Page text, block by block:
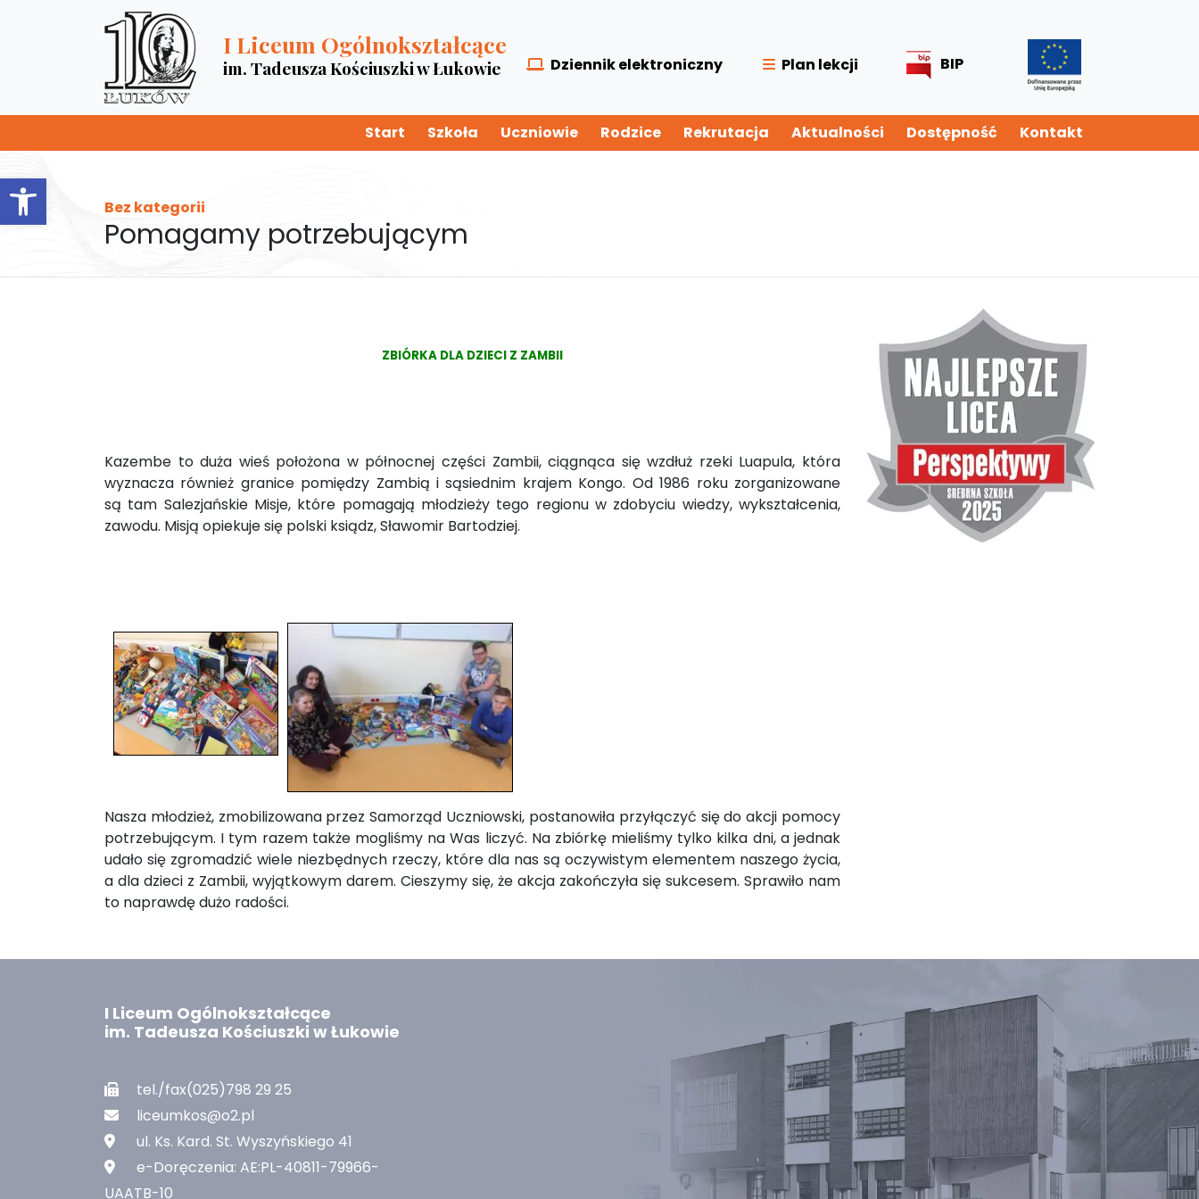
Otwórz pasek narzędzi
I Liceum Ogólnokształcące
im. Tadeusza Kościuszki w Łukowie Dziennik elektroniczny Plan lekcji BIP
Start Szkoła Uczniowie Rodzice Rekrutacja Aktualności Dostępność Kontakt
Bez kategorii
Pomagamy potrzebującym
ZBIÓRKA DLA DZIECI Z ZAMBII
Kazembe to duża wieś położona w północnej części Zambii, ciągnąca się wzdłuż rzeki Luapula, która
wyznacza również granice pomiędzy Zambią i sąsiednim krajem Kongo. Od 1986 roku zorganizowane
są tam Salezjańskie Misje, które pomagają młodzieży tego regionu w zdobyciu wiedzy, wykształcenia,
zawodu. Misją opiekuje się polski ksiądz, Sławomir Bartodziej.
Nasza młodzież, zmobilizowana przez Samorząd Uczniowski, postanowiła przyłączyć się do akcji pomocy
potrzebującym. I tym razem także mogliśmy na Was liczyć. Na zbiórkę mieliśmy tylko kilka dni, a jednak
udało się zgromadzić wiele niezbędnych rzeczy, które dla nas są oczywistym elementem naszego życia,
a dla dzieci z Zambii, wyjątkowym darem. Cieszymy się, że akcja zakończyła się sukcesem. Sprawiło nam
to naprawdę dużo radości.
I Liceum Ogólnokształcące
im. Tadeusza Kościuszki w Łukowie
tel./fax(025)798 29 25
liceumkos@o2.pl
ul. Ks. Kard. St. Wyszyńskiego 41
e-Doręczenia: AE:PL-40811-79966-
UAATB-10